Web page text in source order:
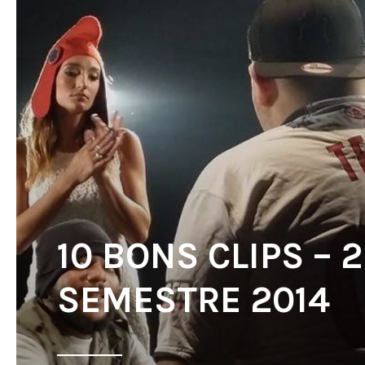
10 BONS CLIPS –
SEMESTRE 2014